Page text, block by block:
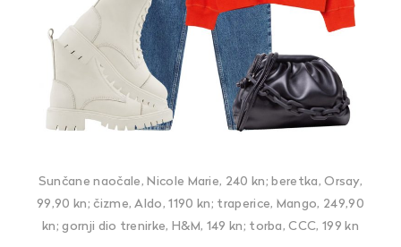
Sunčane naočale, Nicole Marie, 240 kn; beretka, Orsay,
99,90 kn; čizme, Aldo, 1190 kn; traperice, Mango, 249,90
kn; gornji dio trenirke, H&M, 149 kn; torba, CCC, 199 kn